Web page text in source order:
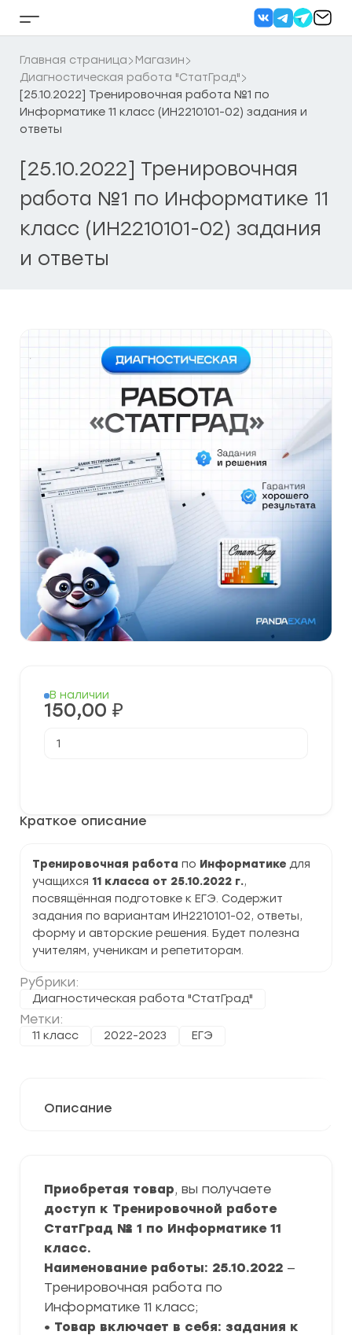
Кнопка
бокового
меню
Главная страница
Магазин
Диагностическая работа "СтатГрад"
[25.10.2022] Тренировочная работа №1 по
Информатике 11 класс (ИН2210101-02) задания и
ответы
[25.10.2022] Тренировочная
работа №1 по Информатике 11
класс (ИН2210101-02) задания
и ответы
Краткое описание
Тренировочная работа по Информатике для
учащихся 11 класса от 25.10.2022 г.,
посвящённая подготовке к ЕГЭ. Содержит
задания по вариантам ИН2210101-02, ответы,
форму и авторские решения. Будет полезна
учителям, ученикам и репетиторам.
Рубрики:
Диагностическая работа "СтатГрад"
Метки:
11 класс 2022-2023 ЕГЭ
В наличии
150,00 ₽
товара
Информатике
(ИН2210101-
02)
задания
и
ответы
Описание
Приобретая товар, вы получаете
доступ к Тренировочной работе
СтатГрад № 1 по Информатике 11
класс.
Наименование работы: 25.10.2022 —
Тренировочная работа по
Информатике 11 класс;
• Товар включает в себя: задания к